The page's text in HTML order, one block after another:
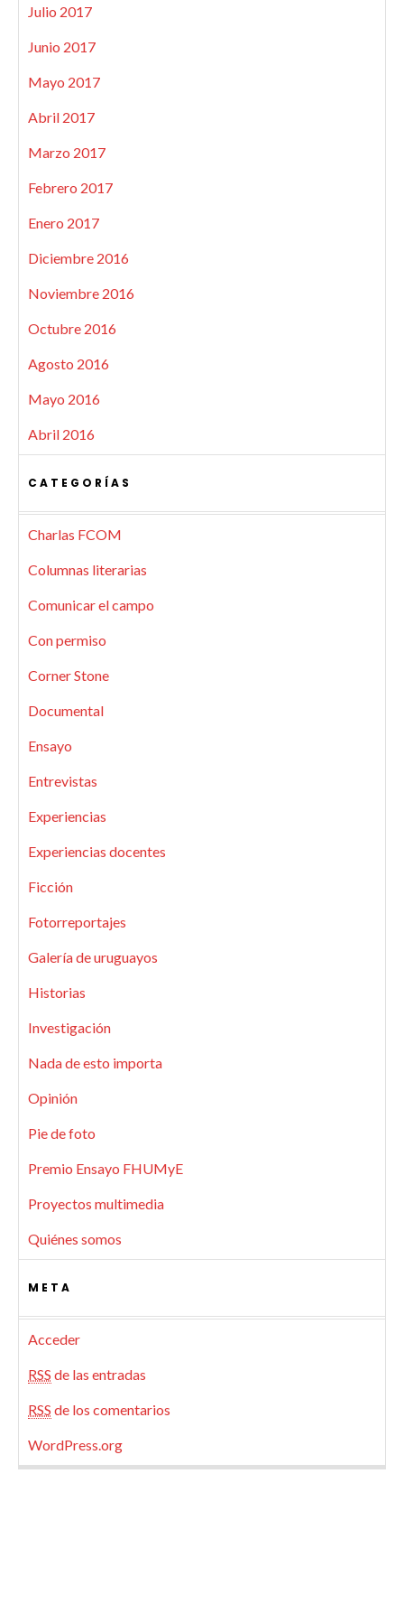
Julio 2017
Junio 2017
Mayo 2017
Abril 2017
Marzo 2017
Febrero 2017
Enero 2017
Diciembre 2016
Noviembre 2016
Octubre 2016
Agosto 2016
Mayo 2016
Abril 2016
CATEGORÍAS
Charlas FCOM
Columnas literarias
Comunicar el campo
Con permiso
Corner Stone
Documental
Ensayo
Entrevistas
Experiencias
Experiencias docentes
Ficción
Fotorreportajes
Galería de uruguayos
Historias
Investigación
Nada de esto importa
Opinión
Pie de foto
Premio Ensayo FHUMyE
Proyectos multimedia
Quiénes somos
META
Acceder
RSS de las entradas
RSS de los comentarios
WordPress.org